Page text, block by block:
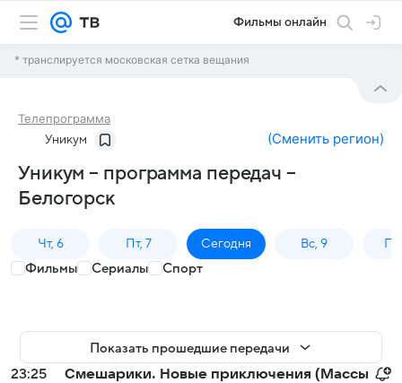
Фильмы онлайн
* транслируется московская сетка вещания
Телепрограмма
Уникум (Сменить регион)
Уникум – программа передач –
Белогорск
Чт, 6 Пт, 7 Сегодня Вс, 9
Фильмы Сериалы Спорт
Показать прошедшие передачи
23:25
Смешарики. Новые приключения (Массы